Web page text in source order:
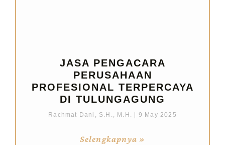
JASA PENGACARA
PERUSAHAAN
PROFESIONAL TERPERCAYA
DI TULUNGAGUNG
Rachmat Dani, S.H., M.H. 9 May 2025
Selengkapnya »